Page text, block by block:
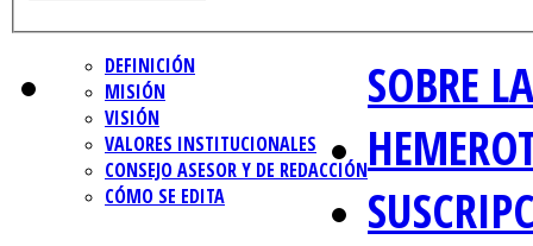
SOBRE
DEFINICIÓN
MISIÓN
VISIÓN
VALORES INSTITUCIONALES
CONSEJO ASESOR Y DE REDACCIÓN
CÓMO SE EDITA